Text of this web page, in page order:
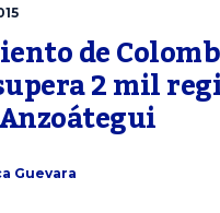
de
2 mil
Guevara